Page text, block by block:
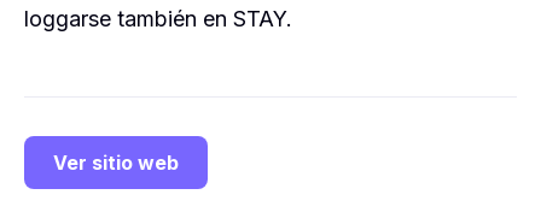
loggarse también en STAY.
Ver sitio web